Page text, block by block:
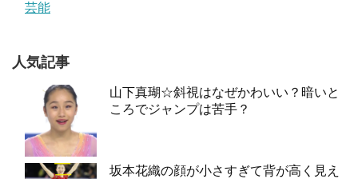
芸能
人気記事
山下真瑚☆斜視はなぜかわいい？暗いと
ころでジャンプは苦手？
坂本花織の顔が小さすぎて背が高く見え